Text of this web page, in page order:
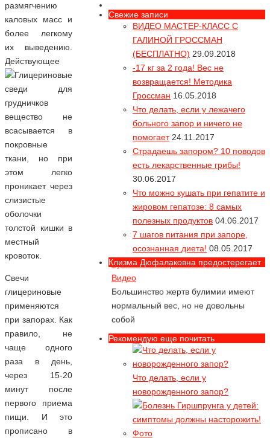
размягчению
каловых масс и
более легкому
их выведению.
Действующее
вещество не
всасывается в
покровные
ткани, но при
этом легко
проникает через
слизистые
оболочки
толстой кишки в
местный
кровоток.
Свечи
глицериновые
применяются
при запорах. Как
правило, не
чаще одного
раза в день,
через 15-20
минут после
первого приема
пищи. И это
прописано в
Свежие записи
ВИДЕО МАСТЕР-КЛАСС С
ГАЛИНОЙ ГРОССМАН
(БЕСПЛАТНО) 29.09.2018
-17 кг за 2 года! Вес не
возвращается! Методика
Гроссман 16.05.2018
Что делать, если у лежачего
больного запор и ничего не
помогает 24.11.2017
Страдаешь запором? 10 поводов
есть лекарственные грибы!
30.06.2017
Что можно кушать при гепатите и
жировом гепатозе: 8 самых
полезных продуктов 04.06.2017
7 шагов питания при запоре,
осознанная диета! 08.05.2017
Клизма Дюфалаковна предостерегает
Вся правда про
55% продуктов "глютен-фри"
содержат опасный глютен!
Звездопад или как умирают звезды
Видео
Какие диеты несовместимы с жизнью
Булимия - смертельное обжорство
Видео
Большинство жертв булимии имеют
нормальный вес, но не довольны
собой
Как похудеть до анорексии? Или
съешь себя... Видео
Как съесть себя заживо
Алла Пугачева и ее диета с
активированным углем. Видео в
конце статьи
А худела ли Алла с помощью
активированного угля?
Рекомендую еще почитать
Что делать, если у
новорожденного запор?